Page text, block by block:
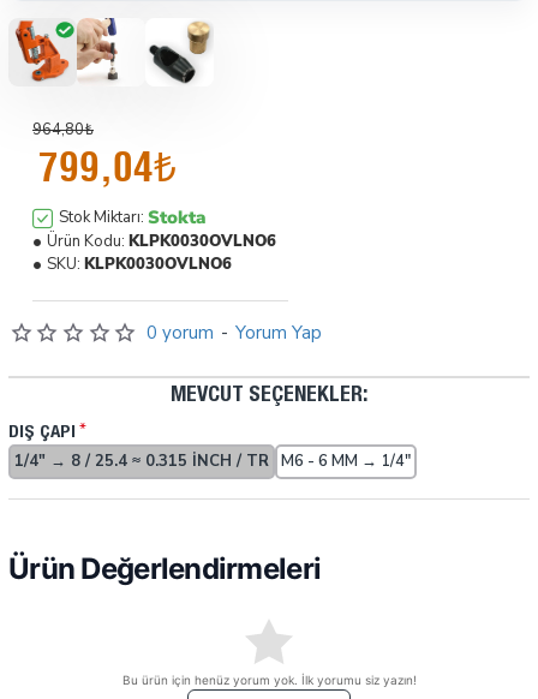
0 yorum - Yorum Yap
799,04₺
964,80₺
Stok Miktarı: Stokta
Ürün Kodu: KLPK0030OVLNO6
SKU: KLPK0030OVLNO6
MEVCUT SEÇENEKLER:
DIŞ ÇAPI
1/4" → 8 / 25.4 ≈ 0.315 INCH / TR M6 - 6 MM → 1/4"
Ürün Değerlendirmeleri
Bu ürün için henüz yorum yok. İlk yorumu siz yazın!